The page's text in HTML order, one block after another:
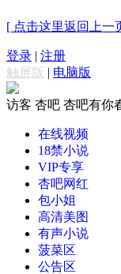
[ 点击这里返回上一
登录 | 注册
触屏版 | 电脑版
访客 杏吧 杏吧有你
在线视频
18禁小说
VIP专享
杏吧网红
包小姐
高清美图
有声小说
菠菜区
公告区